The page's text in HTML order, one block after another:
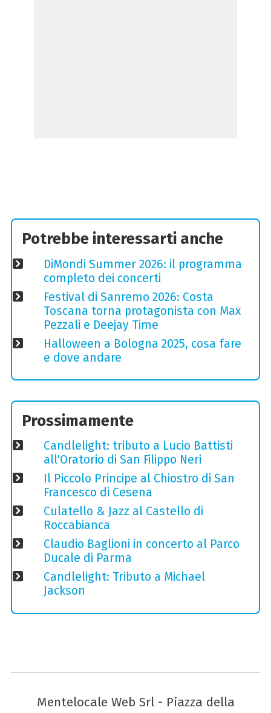
Potrebbe interessarti anche
DiMondi Summer 2026: il programma
completo dei concerti
Festival di Sanremo 2026: Costa
Toscana torna protagonista con Max
Pezzali e Deejay Time
Halloween a Bologna 2025, cosa fare
e dove andare
Prossimamente
Candlelight: tributo a Lucio Battisti
all'Oratorio di San Filippo Neri
Il Piccolo Principe al Chiostro di San
Francesco di Cesena
Culatello & Jazz al Castello di
Roccabianca
Claudio Baglioni in concerto al Parco
Ducale di Parma
Candlelight: Tributo a Michael
Jackson
Mentelocale Web Srl - Piazza della